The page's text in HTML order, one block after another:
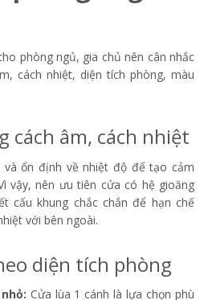
năng che nắng che mưa ngay cả
(Nguồn: Internet)
1 cánh (Nguồn: Internet)
(Nguồn: Internet)